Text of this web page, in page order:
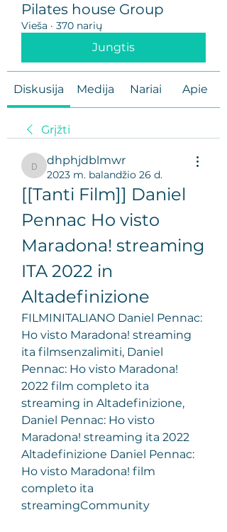
Pilates house Group
Vieša · 370 narių
Jungtis
Diskusija Medija Nariai Apie
Grįžti
dhphjdblmwr
dhphjdblmwr
2023 m. balandžio 26 d.
[[Tanti Film]] Daniel
Pennac Ho visto
Maradona! streaming
ITA 2022 in
Altadefinizione
FILMINITALIANO Daniel Pennac:
Ho visto Maradona! streaming
ita filmsenzalimiti, Daniel
Pennac: Ho visto Maradona!
2022 film completo ita
streaming in Altadefinizione,
Daniel Pennac: Ho visto
Maradona! streaming ita 2022
Altadefinizione Daniel Pennac:
Ho visto Maradona! film
completo ita
streamingCommunity